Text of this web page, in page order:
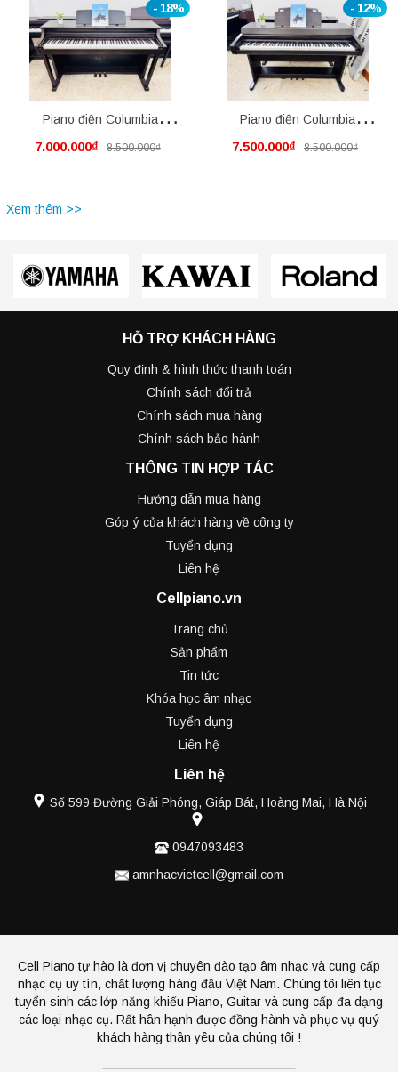
- 18%
Piano điện Columbia
EP1350
7.000.000₫ 8.500.000₫
- 12%
Piano điện Columbia
EP5500
7.500.000₫ 8.500.000₫
Xem thêm >>
HỖ TRỢ KHÁCH HÀNG
Quy định & hình thức thanh toán
Chính sách đổi trả
Chính sách mua hàng
Chính sách bảo hành
THÔNG TIN HỢP TÁC
Hướng dẫn mua hàng
Góp ý của khách hàng về công ty
Tuyển dụng
Liên hệ
Cellpiano.vn
Trang chủ
Sản phẩm
Tin tức
Khóa học âm nhạc
Tuyển dụng
Liên hệ
Liên hệ
Số 599 Đường Giải Phóng, Giáp Bát, Hoàng Mai, Hà Nội
0947093483
amnhacvietcell@gmail.com
Cell Piano tự hào là đơn vị chuyên đào tạo âm nhạc và cung cấp
nhạc cụ uy tín, chất lượng hàng đầu Việt Nam. Chúng tôi liên tục
tuyển sinh các lớp năng khiếu Piano, Guitar và cung cấp đa dạng
các loại nhạc cụ. Rất hân hạnh được đồng hành và phục vụ quý
khách hàng thân yêu của chúng tôi !